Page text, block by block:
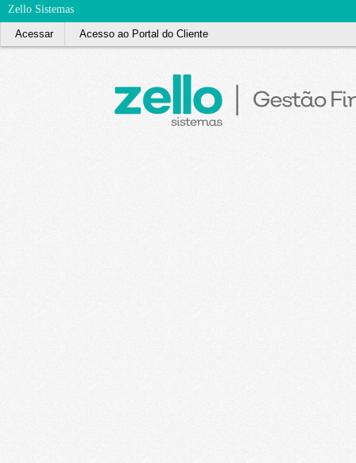
Zello Sistemas
Acessar Acesso ao Portal do Cliente